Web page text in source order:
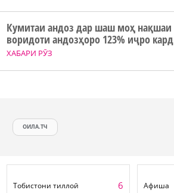
ХАБАРИ РӮЗ
Кумитаи андоз дар шаш моҳ нақшаи
воридоти андозҳоро 123% иҷро кард
ОИЛА.ТЧ
Тобистони тиллоӣ 6 Афиша